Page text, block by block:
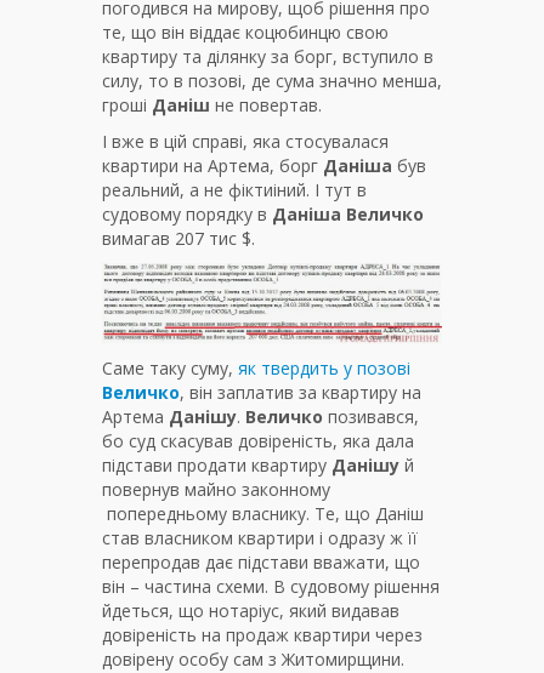
погодився на мирову, щоб рішення про
те, що він віддає коцюбинцю свою
квартиру та ділянку за борг, вступило в
силу, то в позові, де сума значно менша,
гроші Даніш не повертав.
І вже в цій справі, яка стосувалася
квартири на Артема, борг Даніша був
реальний, а не фіктиіний. І тут в
судовому порядку в Даніша Величко
вимагав 207 тис $.
Саме таку суму, як твердить у позові
Величко, він заплатив за квартиру на
Артема Данішу. Величко позивався,
бо суд скасував довіреність, яка дала
підстави продати квартиру Данішу й
повернув майно законному
попередньому власнику. Те, що Даніш
став власником квартири і одразу ж її
перепродав дає підстави вважати, що
він – частина схеми. В судовому рішення
йдеться, що нотаріус, який видавав
довіреність на продаж квартири через
довірену особу сам з Житомирщини.